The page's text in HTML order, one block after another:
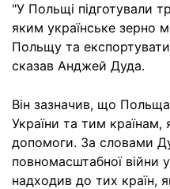
"У Польщі підготували
яким українське зерно
Польщу та
сказав Анджей Дуда.
Він зазначив, що
України та тим країнам,
допомоги. За словами
повномасштабної війни
надходив до тих країн,